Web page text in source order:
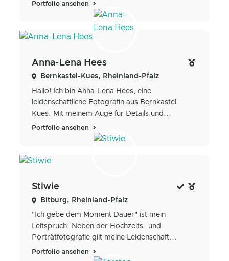
Portfolio ansehen
Anna-Lena Hees
Bernkastel-Kues, Rheinland-Pfalz
Hallo! Ich bin Anna-Lena Hees, eine
leidenschaftliche Fotografin aus Bernkastel-
Kues. Mit meinem Auge für Details und...
Portfolio ansehen
Stiwie
Bitburg, Rheinland-Pfalz
"Ich gebe dem Moment Dauer" ist mein
Leitspruch. Neben der Hochzeits- und
Porträtfotografie gilt meine Leidenschaft...
Portfolio ansehen